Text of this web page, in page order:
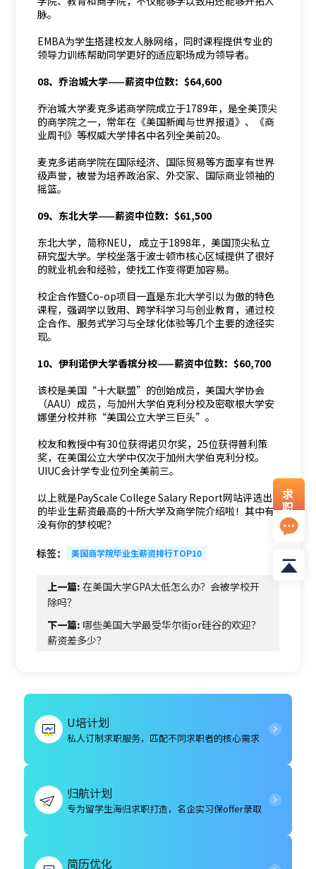
脉。
EMBA为学生搭建校友人脉网络，同时课程提供专业的
领导力训练帮助同学更好的适应职场成为领导者。
08、乔治城大学——薪资中位数：$64,600
乔治城大学麦克多诺商学院成立于1789年，是全美顶尖
的商学院之一，常年在《美国新闻与世界报道》、《商
业周刊》等权威大学排名中名列全美前20。
麦克多诺商学院在国际经济、国际贸易等方面享有世界
级声誉，被誉为培养政治家、外交家、国际商业领袖的
摇篮。
09、东北大学——薪资中位数：$61,500
东北大学，简称NEU， 成立于1898年，美国顶尖私立
研究型大学。学校坐落于波士顿市核心区域提供了很好
的就业机会和经验，使找工作变得更加容易。
校企合作暨Co-op项目一直是东北大学引以为傲的特色
课程，强调学以致用、跨学科学习与创业教育，通过校
企合作、服务式学习与全球化体验等几个主要的途径实
现。
10、伊利诺伊大学香槟分校——薪资中位数：$60,700
该校是美国“十大联盟”的创始成员，美国大学协会
（AAU）成员，与加州大学伯克利分校及密歇根大学安
娜堡分校并称“美国公立大学三巨头”。
校友和教授中有30位获得诺贝尔奖，25位获得普利策
奖，在美国公立大学中仅次于加州大学伯克利分校。
UIUC会计学专业位列全美前三。
以上就是PayScale College Salary Report网站评选出
的毕业生薪资最高的十所大学及商学院介绍啦！其中有
没有你的梦校呢？
标签： 美国商学院毕业生薪资排行TOP10
上一篇:在美国大学GPA太低怎么办？会被学校开
除吗？
下一篇: 哪些美国大学最受华尔街or硅谷的欢迎？
薪资差多少？
U培计划
私人订制求职服务，匹配不同求职者的核心需求
归航计划
专为留学生海归求职打造，名企实习保offer录取
简历优化
求
职
资
料